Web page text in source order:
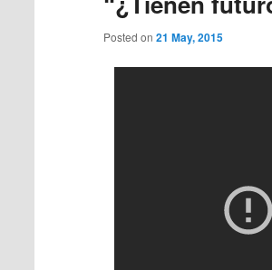
Posted on 21 May, 2015